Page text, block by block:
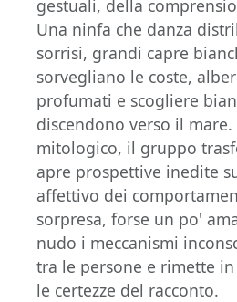
gestuali, della
Una ninfa che danza
sorrisi, grandi capre
sorvegliano le coste,
profumati e scogliere
discendono verso il
mitologico, il gruppo
apre prospettive inedite
affettivo dei
sorpresa, forse un po'
nudo i meccanismi
tra le persone e rimette
le certezze del racconto.